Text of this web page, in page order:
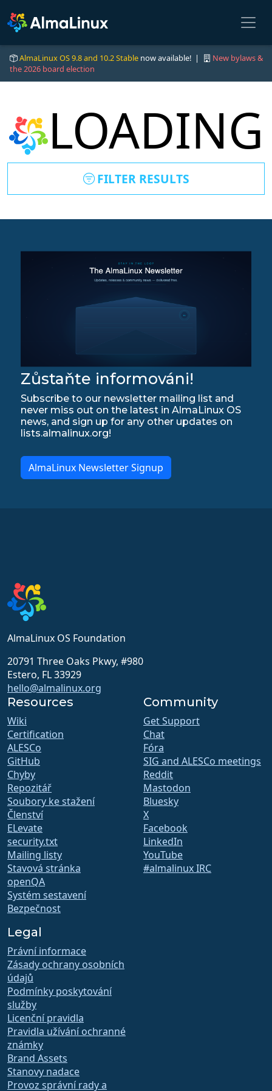
AlmaLinux OS 9.8 and 10.2 Stable now available! |
New bylaws &
the 2026 board election
LOADING
FILTER RESULTS
Zůstaňte informováni!
Subscribe to our newsletter mailing list and
never miss out on the latest in AlmaLinux OS
news, and sign up for any other updates on
lists.almalinux.org!
AlmaLinux Newsletter Signup
AlmaLinux OS Foundation
20791 Three Oaks Pkwy, #980
Estero, FL 33929
hello@almalinux.org
Resources
Wiki
Certification
ALESCo
GitHub
Chyby
Repozitář
Soubory ke stažení
Členství
ELevate
security.txt
Mailing listy
Stavová stránka
openQA
Systém sestavení
Bezpečnost
Community
Get Support
Chat
Fóra
SIG and ALESCo meetings
Reddit
Mastodon
Bluesky
X
Facebook
LinkedIn
YouTube
#almalinux IRC
Legal
Právní informace
Zásady ochrany osobních
údajů
Podmínky poskytování
služby
Licenční pravidla
Pravidla užívání ochranné
známky
Brand Assets
Stanovy nadace
Provoz správní rady a